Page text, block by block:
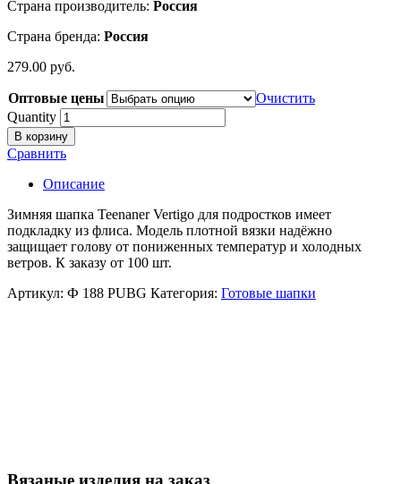
Страна производитель: Россия
Страна бренда: Россия
279.00 руб.
Оптовые цены
Очистить
Quantity
В корзину
Сравнить
Описание
Зимняя шапка Teenaner Vertigo для подростков имеет
подкладку из флиса. Модель плотной вязки надёжно
защищает голову от пониженных температур и холодных
ветров. К заказу от 100 шт.
Артикул: Ф 188 PUBG Категория: Готовые шапки